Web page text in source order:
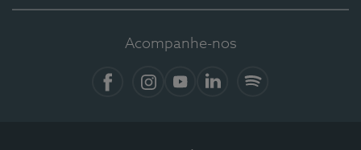
Acompanhe-nos